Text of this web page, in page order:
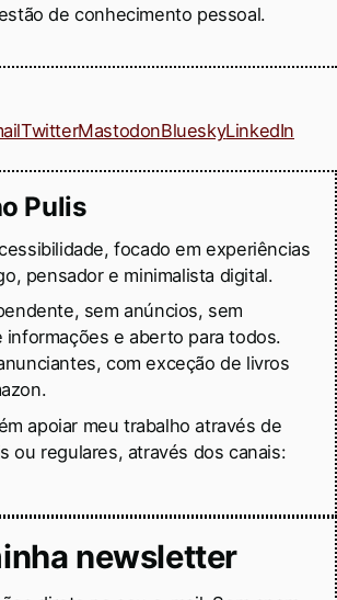
de conhecimento pessoal.
TwitterMastodonBlueskyLinkedIn
Pulis
focado em experiências
pensador e minimalista digital.
sem anúncios, sem
informações e aberto para todos.
com exceção de livros
apoiar meu trabalho através de
ou regulares, através dos canais:
newsletter